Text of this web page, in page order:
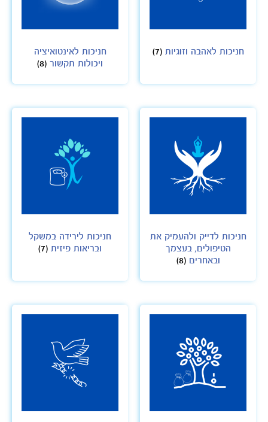
חניכות לאהבה וזוגיות(7)
חניכות לאינטואיציה
ויכולות תקשור (8)
חניכות לדייק ולהעמיק את
הטיפולים, בעצמך
ובאחרים(8)
חניכות לירידה במשקל
ובריאות פיזית (7)